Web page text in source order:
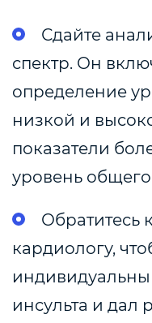
Сдайте
спектр. Он
определение
низкой и
показатели
уровень
Обратитесь
кардиологу,
инсульта и дал